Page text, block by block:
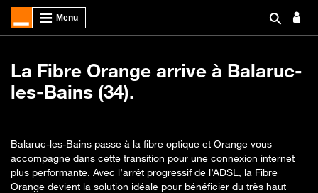
La Fibre Orange arrive à Balaruc-
les-Bains (34).
Balaruc-les-Bains passe à la fibre optique et Orange vous
accompagne dans cette transition pour une connexion internet
plus performante. Avec l’arrêt progressif de l’ADSL, la Fibre
Orange devient la solution idéale pour bénéficier du très haut